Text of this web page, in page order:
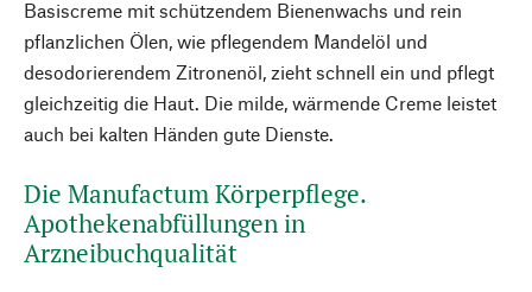
Basiscreme mit schützendem Bienenwachs und rein
pflanzlichen Ölen, wie pflegendem Mandelöl und
desodorierendem Zitronenöl, zieht schnell ein und pflegt
gleichzeitig die Haut. Die milde, wärmende Creme leistet
auch bei kalten Händen gute Dienste.
Die Manufactum Körperpflege.
Apothekenabfüllungen in
Arzneibuchqualität